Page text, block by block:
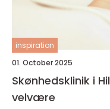
inspiration
01. October 2025
Skønhedsklinik i
velvære